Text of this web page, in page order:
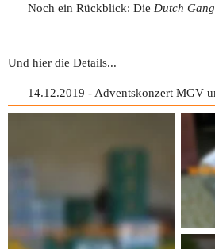
Noch ein Rückblick: Die Dutch Gang
Und hier die Details...